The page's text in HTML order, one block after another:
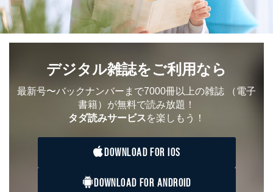
デジタル雑誌をご利用なら
最新号〜バックナンバーまで7000冊以上の雑誌 （電子
書籍）が無料で読み放題！
タダ読みサービスを楽しもう！
DOWNLOAD FOR IOS
DOWNLOAD FOR ANDROID